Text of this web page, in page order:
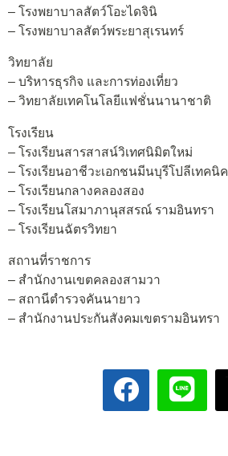
– โรงพยาบาลสัตว์โอะไดจินิ
– โรงพยาบาลสัตว์พระยาสุเรนทร์
วิทยาลัย
– บริหารธุรกิจ และการท่องเที่ยว
– วิทยาลัยเทคโนโลยีแฟชั่นนานาชาติ
โรงเรียน
– โรงเรียนสารสาสน์วิเทศนิมิตใหม่
– โรงเรียนอาชีวะเอกชนมีนบุรีโปลีเทคนิค
– โรงเรียนกลางคลองสอง
– โรงเรียนโสมาภานุสสรณ์ รามอินทรา
– โรงเรียนฉัตรวิทยา
สถานที่ราชการ
– สำนักงานเขตคลองสามวา
– สถานีตำรวจคันนายาว
– สำนักงานประกันสังคมเขตรามอินทรา